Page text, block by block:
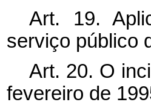
Art. 19.
serviço público
Art. 20. O
fevereiro de